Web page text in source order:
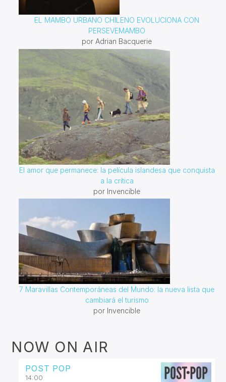
EL MAMBO URBANO CHILENO EVOLUCIONA CON
PERSEVEMAMBO
por Adrian Bacquerie
El amor que permanece: la película islandesa que conquista
a la crítica
por Invencible
7 Maravillas Contemporáneas del Mundo: la nueva lista que
cambiará el turismo
por Invencible
NOW ON AIR
POST POP
14:00